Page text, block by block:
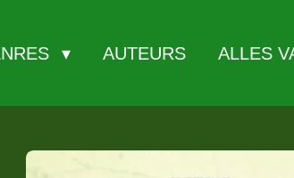
AUTEURS ALLES